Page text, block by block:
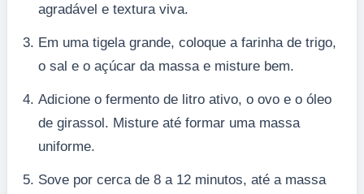
agradável e textura viva.
Em uma tigela grande, coloque a farinha de trigo,
o sal e o açúcar da massa e misture bem.
Adicione o fermento de litro ativo, o ovo e o óleo
de girassol. Misture até formar uma massa
uniforme.
Sove por cerca de 8 a 12 minutos, até a massa